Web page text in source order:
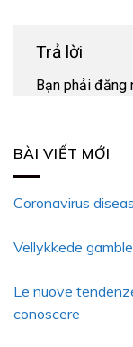
BÀI VIẾT MỚI
Coronavirus
Vellykkede
Le nuove
conoscere
Trả lời
Bạn phải đăng